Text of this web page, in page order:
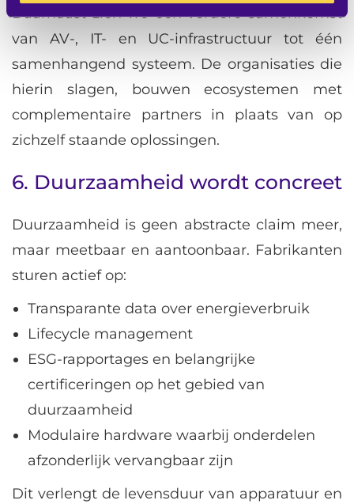
Daarnaast zien we een verdere samenkomst
van AV-, IT- en UC-infrastructuur tot één
samenhangend systeem. De organisaties die
hierin slagen, bouwen ecosystemen met
complementaire partners in plaats van op
zichzelf staande oplossingen.
6. Duurzaamheid wordt concreet
Duurzaamheid is geen abstracte claim meer,
maar meetbaar en aantoonbaar. Fabrikanten
sturen actief op:
Transparante data over energieverbruik
Lifecycle management
ESG-rapportages en belangrijke
certificeringen op het gebied van
duurzaamheid
Modulaire hardware waarbij onderdelen
afzonderlijk vervangbaar zijn
Dit verlengt de levensduur van apparatuur en